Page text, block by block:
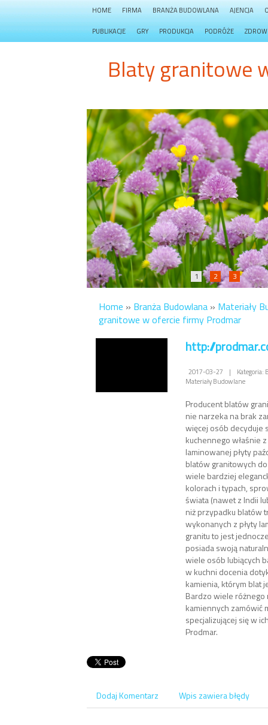
HOME FIRMA BRANŻA BUDOWLANA AJENCJA
PUBLIKACJE GRY PRODUKCJA PODRÓŻE
Blaty granitowe
1 2 3
Home » Branża Budowlana » Materiały
granitowe w ofercie firmy Prodmar
http://
2017-03-27 |
Kategoria:
Materiały Budowlane
Producent blatów
nie narzeka na brak
więcej osób decyduje
kuchennego właśnie
laminowanej płyty
blatów granitowych
wiele bardziej
kolorach i typach,
świata (nawet z Indii
niż przypadku blatów
wykonanych z płyty
granitu to jest
posiada swoją
wiele osób lubiących
w kuchni docenia
kamienia, którym blat
Bardzo wiele
kamiennych zamówić
specjalizującej się w
Prodmar.
Dodaj Komentarz Wpis zawiera błędy